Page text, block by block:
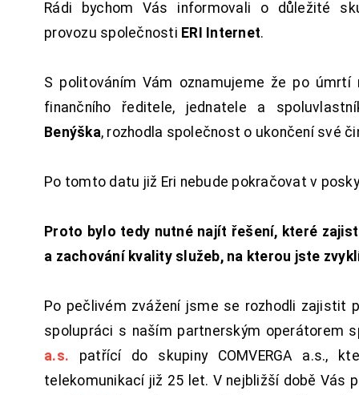
Rádi bychom Vás informovali o důležité
provozu společnosti ERI Internet.
S politováním Vám oznamujeme že po úmrtí
finančního ředitele, jednatele a
Benýška, rozhodla společnost o ukončení své
Po tomto datu již Eri nebude pokračovat v
Proto bylo tedy nutné najít řešení, které
a zachování kvality služeb, na kterou jste
Po pečlivém zvážení jsme se rozhodli zajistit
spolupráci s naším partnerským operátorem
a.s. patřící do skupiny COMVERGA a.s.,
telekomunikací již 25 let. V nejbližší době Vás